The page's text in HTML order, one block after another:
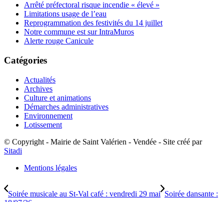
Arrêté préfectoral risque incendie « élevé »
Limitations usage de l’eau
Reprogrammation des festivités du 14 juillet
Notre commune est sur IntraMuros
Alerte rouge Canicule
Catégories
Actualités
Archives
Culture et animations
Démarches administratives
Environnement
Lotissement
© Copyright - Mairie de Saint Valérien - Vendée - Site créé par
Sitadi
Mentions légales
Soirée musicale au St-Val café : vendredi 29 mai Soirée dansante :